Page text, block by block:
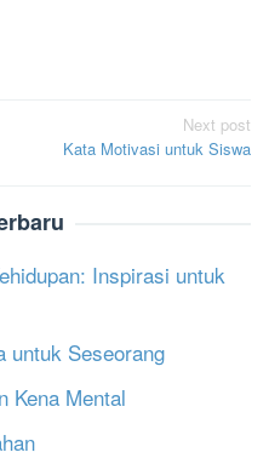
Next post
Kata Motivasi untuk Siswa
Inspirasi untuk
untuk Seseorang
Kena Mental